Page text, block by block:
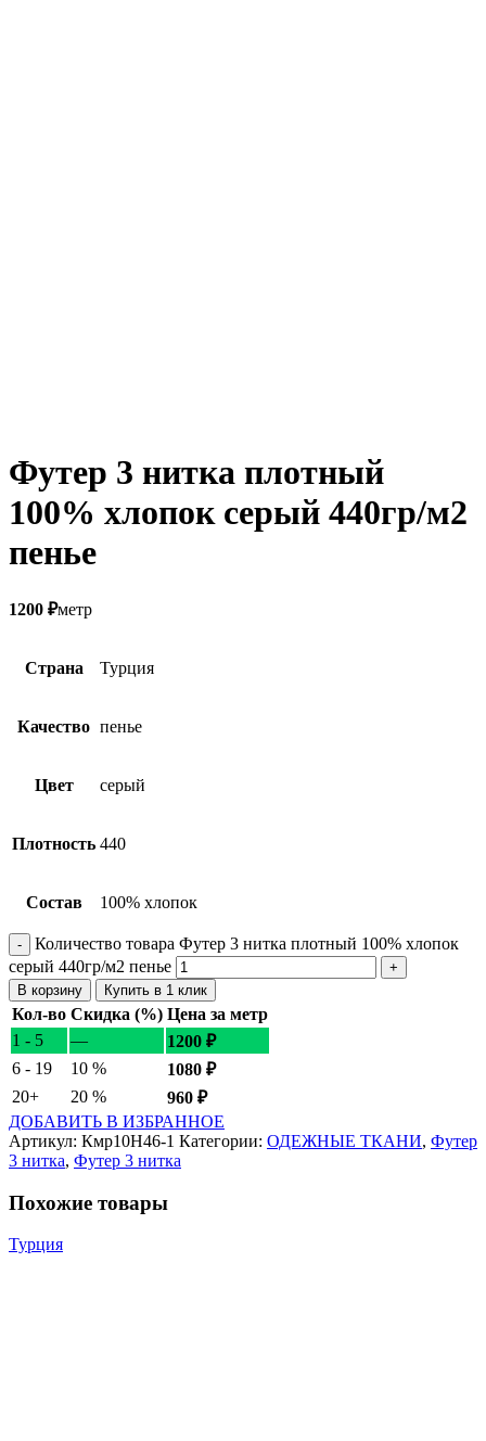
Футер 3 нитка плотный
100% хлопок серый 440гр/м2
пенье
1200 ₽метр
Страна Турция
Качество пенье
Цвет серый
Плотность 440
Состав 100% хлопок
Количество товара Футер 3 нитка плотный 100% хлопок
серый 440гр/м2 пенье
В корзину Купить в 1 клик
Кол-во Скидка (%) Цена за метр
1 - 5
— 1200 ₽
6 - 19
10 % 1080 ₽
20+
20 % 960 ₽
ДОБАВИТЬ В ИЗБРАННОЕ
Артикул: Кмр10Н46-1 Категории: ОДЕЖНЫЕ ТКАНИ, Футер
3 нитка, Футер 3 нитка
Похожие товары
Турция